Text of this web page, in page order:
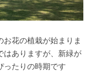
花の植栽が始まりま
はありますが、新緑が
ったりの時期です